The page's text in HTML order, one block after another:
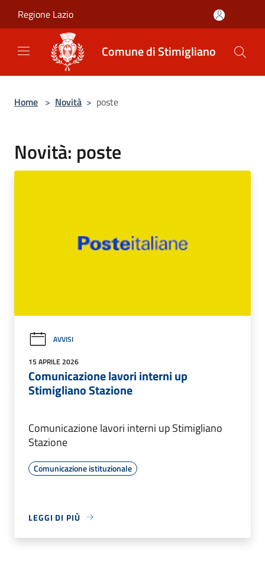
Regione Lazio
Comune di Stimigliano
Home > Novità > poste
Novità: poste
AVVISI
15 APRILE 2026
Comunicazione lavori interni up
Stimigliano Stazione
Comunicazione lavori interni up Stimigliano
Stazione
Comunicazione istituzionale
LEGGI DI PIÙ